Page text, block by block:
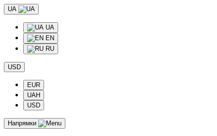
UA
UA
EN
RU
USD
EUR
UAH
USD
Напрямки